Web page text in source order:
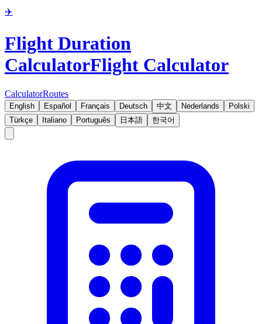
✈️
Flight Duration
CalculatorFlight Calculator
CalculatorRoutes
English Español Français Deutsch 中文 Nederlands
Polski
Türkçe
Italiano Português 日本語 한국어